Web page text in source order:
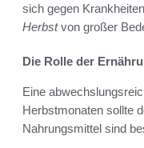
sich gegen
Herbstvon großer
Die Rolle der
Eine
Herbstmonaten sollte
Nahrungsmittel sind